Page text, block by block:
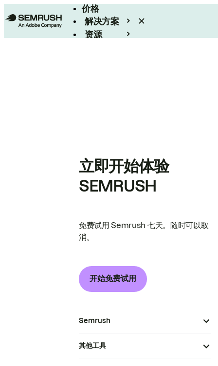
价格
解决方案
资源
立即开始体验
SEMRUSH
免费试用 Semrush 七天。随时可以取
消。
开始免费试用
Semrush
其他工具